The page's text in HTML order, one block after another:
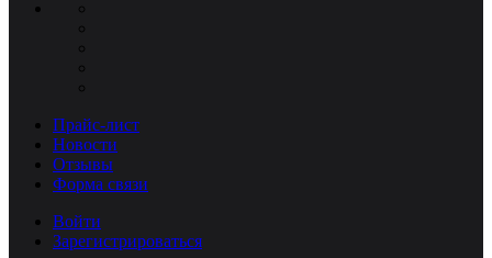
Прайс-лист
Новости
Отзывы
Форма связи
Войти
Зарегистрироваться